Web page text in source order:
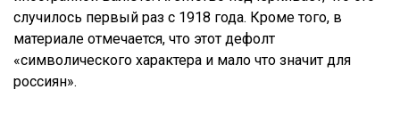
случилось первый раз с 1918 года. Кроме того, в
материале отмечается, что этот дефолт
«символического характера и мало что значит для
россиян».